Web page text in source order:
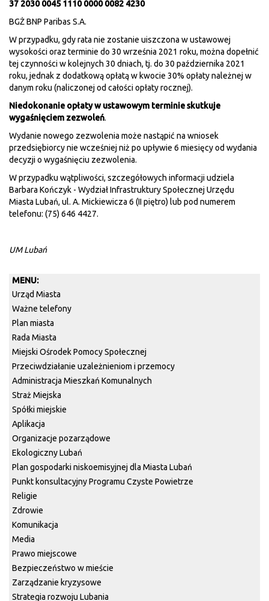
37 2030 0045 1110 0000 0082 4230
BGŻ BNP Paribas S.A.
W przypadku, gdy rata nie zostanie uiszczona w ustawowej
wysokości oraz terminie do 30 września 2021 roku, można dopełnić
tej czynności w kolejnych 30 dniach, tj. do 30 października 2021
roku, jednak z dodatkową opłatą w kwocie 30% opłaty należnej w
danym roku (naliczonej od całości opłaty rocznej).
Niedokonanie opłaty w ustawowym terminie skutkuje
wygaśnięciem zezwoleń.
Wydanie nowego zezwolenia może nastąpić na wniosek
przedsiębiorcy nie wcześniej niż po upływie 6 miesięcy od wydania
decyzji o wygaśnięciu zezwolenia.
W przypadku wątpliwości, szczegółowych informacji udziela
Barbara Kończyk - Wydział Infrastruktury Społecznej Urzędu
Miasta Lubań, ul. A. Mickiewicza 6 (II piętro) lub pod numerem
telefonu: (75) 646 4427.
UM Lubań
MENU:
Urząd Miasta
Ważne telefony
Plan miasta
Rada Miasta
Miejski Ośrodek Pomocy Społecznej
Przeciwdziałanie uzależnieniom i przemocy
Administracja Mieszkań Komunalnych
Straż Miejska
Spółki miejskie
Aplikacja
Organizacje pozarządowe
Ekologiczny Lubań
Plan gospodarki niskoemisyjnej dla Miasta Lubań
Punkt konsultacyjny Programu Czyste Powietrze
Religie
Zdrowie
Komunikacja
Media
Prawo miejscowe
Bezpieczeństwo w mieście
Zarządzanie kryzysowe
Strategia rozwoju Lubania